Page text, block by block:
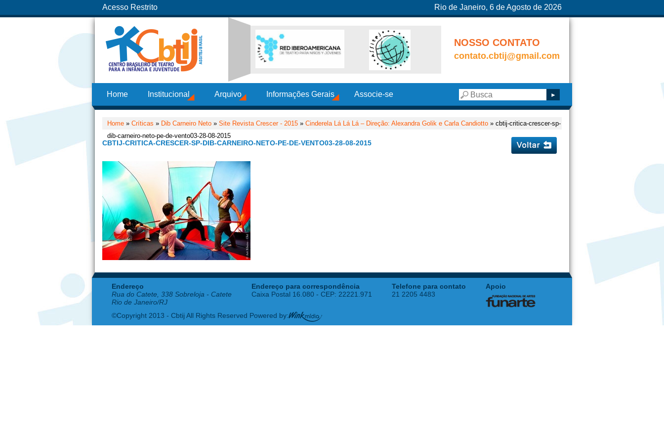
Acesso Restrito Rio de Janeiro, 6 de Agosto de 2026
NOSSO CONTATO
contato.cbtij@gmail.com
Home Institucional Arquivo Informações Gerais Associe-se
Home » Críticas » Dib Carneiro Neto » Site Revista Crescer - 2015 » Cinderela Lá Lá Lá – Direção: Alexandra Golik e Carla Candiotto » cbtij-critica-crescer-sp-
dib-carneiro-neto-pe-de-vento03-28-08-2015
CBTIJ-CRITICA-CRESCER-SP-DIB-CARNEIRO-NETO-PE-DE-VENTO03-28-08-2015
Endereço
Rua do Catete, 338 Sobreloja - Catete
Rio de Janeiro/RJ
Endereço para correspondência
Caixa Postal 16.080 - CEP: 22221.971
Telefone para contato
21 2205 4483
Apoio
©Copyright 2013 - Cbtij All Rights Reserved Powered by: